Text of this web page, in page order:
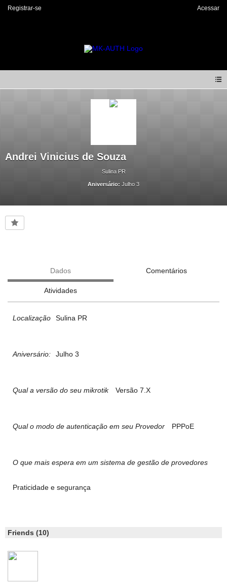
Registrar-se Acessar
Andrei Vinicius de Souza
Sulina PR
Aniversário: Julho 3
Dados Comentários
Atividades
Localização Sulina PR
Aniversário: Julho 3
Qual a versão do seu mikrotik Versão 7.X
Qual o modo de autenticação em seu Provedor PPPoE
O que mais espera em um sistema de gestão de provedores
Praticidade e segurança
Friends (10)